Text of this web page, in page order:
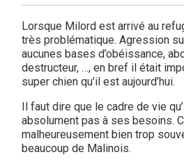
Lorsque Milord est arrivé au
très problématique. Agression
aucunes bases d’obéissance,
destructeur, …, en bref il était
super chien qu’il est aujourd’hui.
Il faut dire que le cadre de vie
absolument pas à ses besoins.
malheureusement bien trop
beaucoup de Malinois.